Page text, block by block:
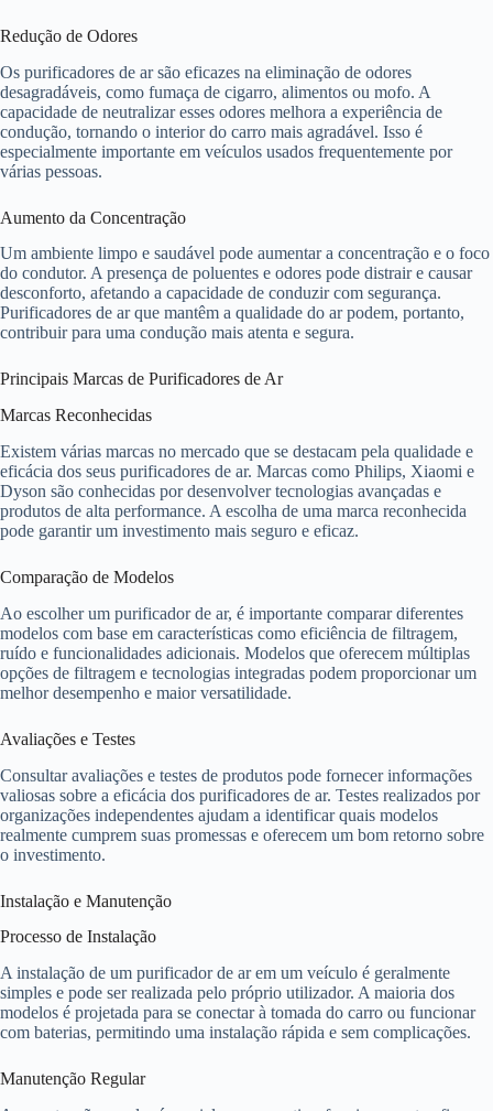
Redução de Odores
Os purificadores de ar são eficazes na eliminação de odores
desagradáveis, como fumaça de cigarro, alimentos ou mofo. A
capacidade de neutralizar esses odores melhora a experiência de
condução, tornando o interior do carro mais agradável. Isso é
especialmente importante em veículos usados frequentemente por
várias pessoas.
Aumento da Concentração
Um ambiente limpo e saudável pode aumentar a concentração e o foco
do condutor. A presença de poluentes e odores pode distrair e causar
desconforto, afetando a capacidade de conduzir com segurança.
Purificadores de ar que mantêm a qualidade do ar podem, portanto,
contribuir para uma condução mais atenta e segura.
Principais Marcas de Purificadores de Ar
Marcas Reconhecidas
Existem várias marcas no mercado que se destacam pela qualidade e
eficácia dos seus purificadores de ar. Marcas como Philips, Xiaomi e
Dyson são conhecidas por desenvolver tecnologias avançadas e
produtos de alta performance. A escolha de uma marca reconhecida
pode garantir um investimento mais seguro e eficaz.
Comparação de Modelos
Ao escolher um purificador de ar, é importante comparar diferentes
modelos com base em características como eficiência de filtragem,
ruído e funcionalidades adicionais. Modelos que oferecem múltiplas
opções de filtragem e tecnologias integradas podem proporcionar um
melhor desempenho e maior versatilidade.
Avaliações e Testes
Consultar avaliações e testes de produtos pode fornecer informações
valiosas sobre a eficácia dos purificadores de ar. Testes realizados por
organizações independentes ajudam a identificar quais modelos
realmente cumprem suas promessas e oferecem um bom retorno sobre
o investimento.
Instalação e Manutenção
Processo de Instalação
A instalação de um purificador de ar em um veículo é geralmente
simples e pode ser realizada pelo próprio utilizador. A maioria dos
modelos é projetada para se conectar à tomada do carro ou funcionar
com baterias, permitindo uma instalação rápida e sem complicações.
Manutenção Regular